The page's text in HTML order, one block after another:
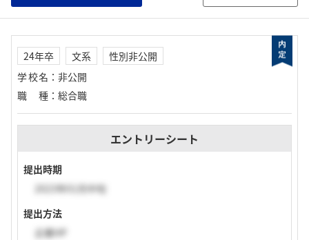
24年卒 文系
性別非公開
学校名 ： 非公開
職種 ： 総合職
エントリーシート
提出時期
2023年01月中旬
提出方法
企業HP